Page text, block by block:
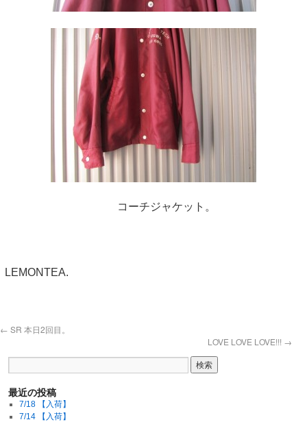
コーチジャケット。
LEMONTEA.
← SR 本日2回目。
LOVE LOVE LOVE!!! →
最近の投稿
7/18 【入荷】
7/14 【入荷】